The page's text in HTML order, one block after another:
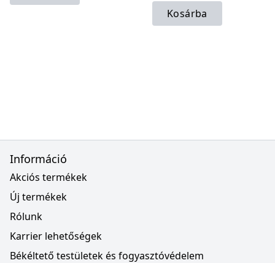
Kosárba
Információ
Akciós termékek
Új termékek
Rólunk
Karrier lehetőségek
Békéltető testületek és fogyasztóvédelem